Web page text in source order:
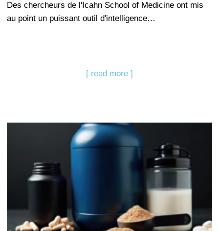
Des chercheurs de l'Icahn School of Medicine ont mis
au point un puissant outil d'intelligence…
[ read more ]